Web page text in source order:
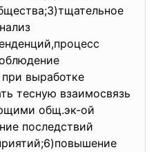
выработке
тесную взаимосвязь
общ.эк-ой
последствий